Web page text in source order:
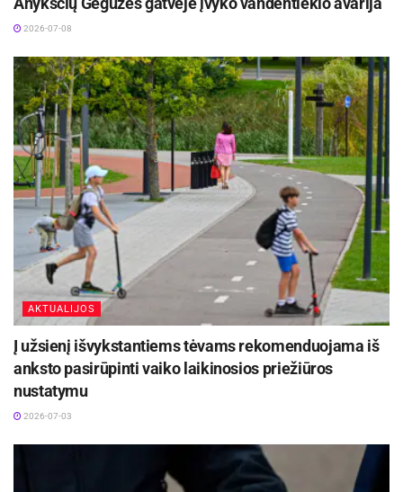
2026-07-08
AKTUALIJOS
Į užsienį išvykstantiems tėvams rekomenduojama iš
anksto pasirūpinti vaiko laikinosios priežiūros
nustatymu
2026-07-03